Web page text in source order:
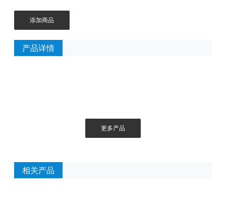
添加商品
产品详情
更多产品
相关产品